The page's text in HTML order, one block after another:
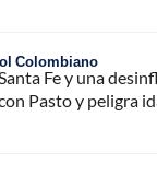
Colombiano
Fe y una
Pasto y peligra